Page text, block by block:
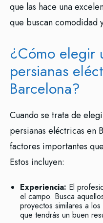
que las hace una
que buscan comodidad
¿Cómo elegir
persianas
Barcelona?
Cuando se trata de
persianas eléctricas en
factores importantes
Estos incluyen:
Experiencia: El
el campo. Busca
proyectos similares a
que tendrás un buen